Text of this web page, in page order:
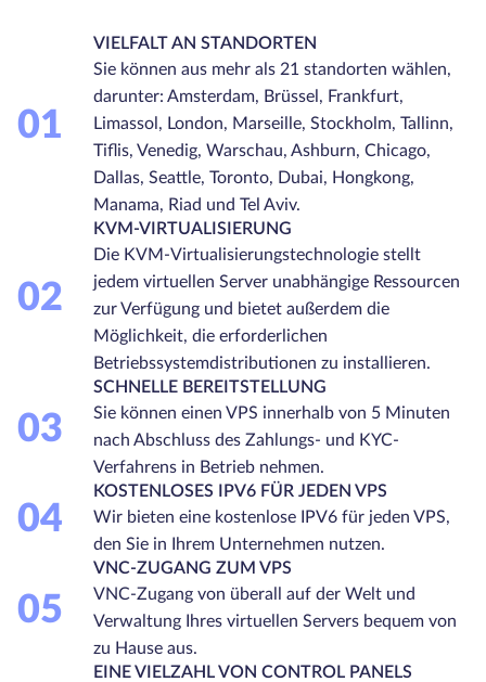
01
VIELFALT AN STANDORTEN
Sie können aus mehr als 21 standorten wählen,
darunter: Amsterdam, Brüssel, Frankfurt,
Limassol, London, Marseille, Stockholm, Tallinn,
Tiflis, Venedig, Warschau, Ashburn, Chicago,
Dallas, Seattle, Toronto, Dubai, Hongkong,
Manama, Riad und Tel Aviv.
02
KVM-VIRTUALISIERUNG
Die KVM-Virtualisierungstechnologie stellt
jedem virtuellen Server unabhängige Ressourcen
zur Verfügung und bietet außerdem die
Möglichkeit, die erforderlichen
Betriebssystemdistributionen zu installieren.
03
SCHNELLE BEREITSTELLUNG
Sie können einen VPS innerhalb von 5 Minuten
nach Abschluss des Zahlungs- und KYC-
Verfahrens in Betrieb nehmen.
04
KOSTENLOSES IPV6 FÜR JEDEN VPS
Wir bieten eine kostenlose IPV6 für jeden VPS,
den Sie in Ihrem Unternehmen nutzen.
05
VNC-ZUGANG ZUM VPS
VNC-Zugang von überall auf der Welt und
Verwaltung Ihres virtuellen Servers bequem von
zu Hause aus.
EINE VIELZAHL VON CONTROL PANELS